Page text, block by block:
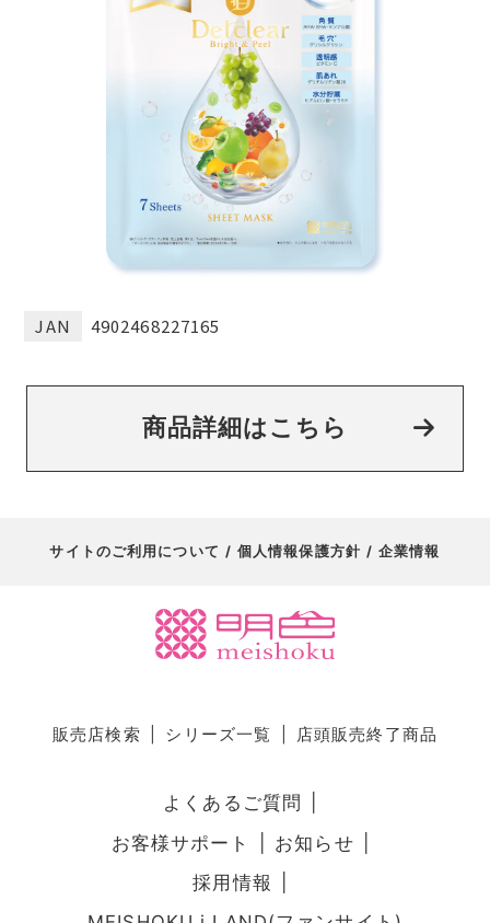
JAN 4902468227165
商品詳細はこちら
サイトのご利用について 個人情報保護方針 企業情報
販売店検索 シリーズ一覧 店頭販売終了商品
よくあるご質問
お客様サポート
お知らせ
採用情報